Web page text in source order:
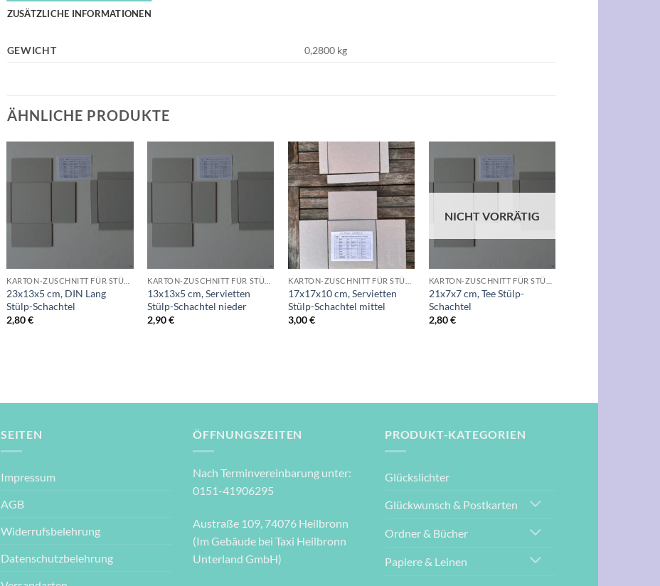
ZUSÄTZLICHE INFORMATIONEN
GEWICHT 0,2800 kg
ÄHNLICHE PRODUKTE
Auf die
23x13x5 cm, DIN Lang
Stülp-Schachtel
2,80€
Auf die
13x13x5 cm, Servietten
Stülp-Schachtel nieder
2,90€
Auf die
Wunschliste
17x17x10 cm, Servietten
Stülp-Schachtel mittel
3,00€
Auf die
Wunschliste
NICHT VORRÄTIG
21x7x7 cm, Tee Stülp-
Schachtel
2,80€
SEITEN
Impressum
AGB
Widerrufsbelehrung
Datenschutzbelehrung
ÖFFNUNGSZEITEN
Nach Terminvereinbarung unter:
0151-41906295
Austraße 109, 74076 Heilbronn
(Im Gebäude bei Taxi Heilbronn
Unterland GmbH)
PRODUKT-KATEGORIEN
Glückslichter
Glückwunsch & Postkarten
Ordner & Bücher
Papiere & Leinen